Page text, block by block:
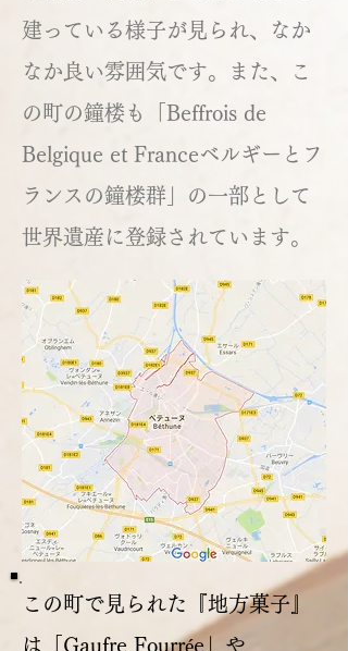
建っている様子が見られ、なか
なか良い雰囲気です。また、こ
の町の鐘楼も「Beffrois de
Belgique et Franceベルギーとフ
ランスの鐘楼群」の一部として
世界遺産に登録されています。
この町で見られた『地方菓子』
は「Gaufre Fourrée」や